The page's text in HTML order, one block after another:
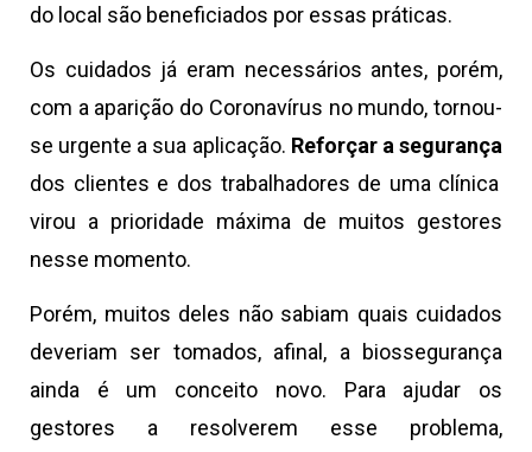
do local são beneficiados por essas práticas.
Os cuidados já eram necessários antes, porém,
com a aparição do Coronavírus no mundo, tornou-
se urgente a sua aplicação. Reforçar a segurança
dos clientes e dos trabalhadores de uma clínica
virou a prioridade máxima de muitos gestores
nesse momento.
Porém, muitos deles não sabiam quais cuidados
deveriam ser tomados, afinal, a biossegurança
ainda é um conceito novo. Para ajudar os
gestores a resolverem esse problema,